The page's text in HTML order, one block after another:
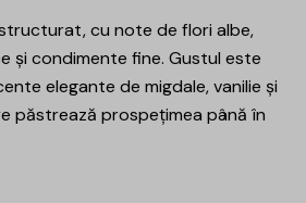
cu note de flori albe,
și condimente fine. Gustul este
elegante de migdale, vanilie și
păstrează prospețimea până în